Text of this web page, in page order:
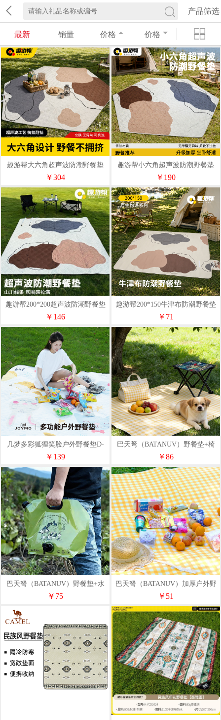
产品筛选
最新 销量 价格 价格
趣游帮大六角超声波防潮野餐垫
(Qyb05)
￥304
趣游帮小六角超声波防潮野餐垫
(Qyb03)
￥190
趣游帮200*200超声波防潮野餐垫
(Qyb02)
￥146
趣游帮200*150牛津布防潮野餐垫
(Qyb01)
￥71
几梦多彩狐狸笑脸户外野餐垫D-
2001
￥139
巴天弩（BATANUV）野餐垫+椅
BTN-HW631012
￥86
巴天弩（BATANUV）野餐垫+水
袋BTN-HW631011
￥75
巴天弩（BATANUV）加厚户外野
餐垫BTN-HW63108
￥51